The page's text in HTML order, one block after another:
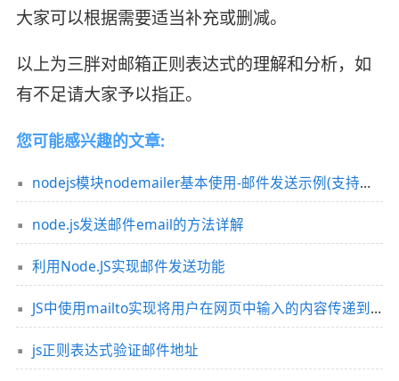
大家可以根据需要适当补充或删减。
以上为三胖对邮箱正则表达式的理解和分析，如
有不足请大家予以指正。
您可能感兴趣的文章:
nodejs模块nodemailer基本使用-邮件发送示例(支持附件)
node.js发送邮件email的方法详解
利用Node.JS实现邮件发送功能
JS中使用mailto实现将用户在网页中输入的内容传递到本地邮件客户端
js正则表达式验证邮件地址